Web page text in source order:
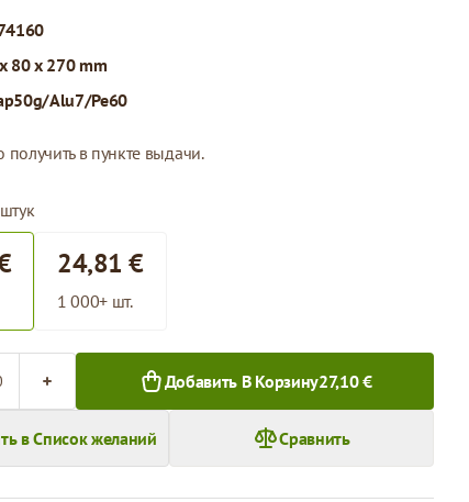
80 x 270 mm
Alu7/Pe60
в пункте выдачи.
24,81 €
1 000+ шт.
Добавить В Корзину27,10 €
в Список желаний Сравнить